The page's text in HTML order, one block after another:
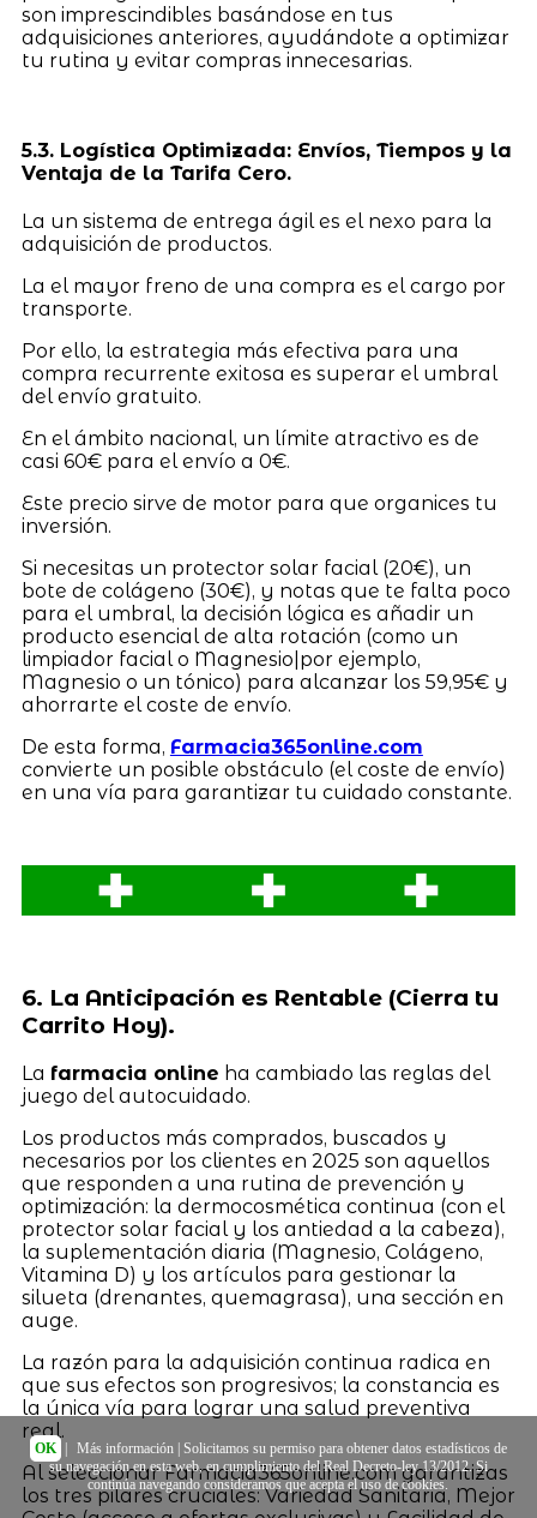
son imprescindibles basándose en tus
adquisiciones anteriores, ayudándote a optimizar
tu rutina y evitar compras innecesarias.
5.3. Logística Optimizada: Envíos, Tiempos y la
Ventaja de la Tarifa Cero.
La un sistema de entrega ágil es el nexo para la
adquisición de productos.
La el mayor freno de una compra es el cargo por
transporte.
Por ello, la estrategia más efectiva para una
compra recurrente exitosa es superar el umbral
del envío gratuito.
En el ámbito nacional, un límite atractivo es de
casi 60€ para el envío a 0€.
Este precio sirve de motor para que organices tu
inversión.
Si necesitas un protector solar facial (20€), un
bote de colágeno (30€), y notas que te falta poco
para el umbral, la decisión lógica es añadir un
producto esencial de alta rotación (como un
limpiador facial o Magnesio|por ejemplo,
Magnesio o un tónico) para alcanzar los 59,95€ y
ahorrarte el coste de envío.
De esta forma, Farmacia365online.com
convierte un posible obstáculo (el coste de envío)
en una vía para garantizar tu cuidado constante.
6. La Anticipación es Rentable (Cierra tu
Carrito Hoy).
La farmacia online ha cambiado las reglas del
juego del autocuidado.
Los productos más comprados, buscados y
necesarios por los clientes en 2025 son aquellos
que responden a una rutina de prevención y
optimización: la dermocosmética continua (con el
protector solar facial y los antiedad a la cabeza),
la suplementación diaria (Magnesio, Colágeno,
Vitamina D) y los artículos para gestionar la
silueta (drenantes, quemagrasa), una sección en
auge.
La razón para la adquisición continua radica en
que sus efectos son progresivos; la constancia es
la única vía para lograr una salud preventiva
real.
Al seleccionar Farmacia365online.com garantizas
los tres pilares cruciales: Variedad Sanitaria, Mejor
OK Más información| Solicitamos su permiso para obtener datos estadísticos de
su navegación en esta web, en cumplimiento del Real Decreto-ley 13/2012. Si
continúa navegando consideramos que acepta el uso de cookies.